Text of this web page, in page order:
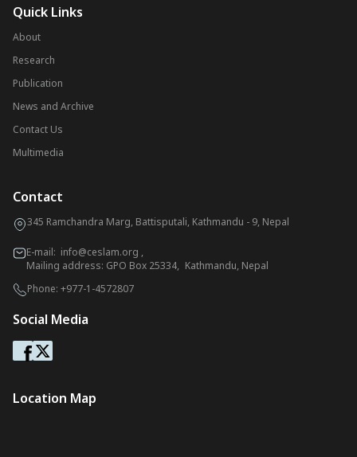
Quick Links
About
Research
Publication
News and Archive
Contact Us
Multimedia
Contact
345 Ramchandra Marg, Battisputali, Kathmandu - 9, Nepal
E-mail: info@ceslam.org ,
Mailing address: GPO Box 25334, Kathmandu, Nepal
Phone: +977-1-4572807
Social Media
Location Map